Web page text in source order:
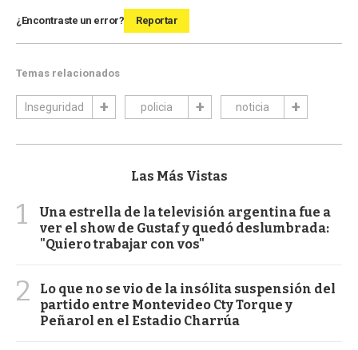
¿Encontraste un error? Reportar
Temas relacionados
Inseguridad policia noticia
Las Más Vistas
1
Una estrella de la televisión argentina fue a
ver el show de Gustaf y quedó deslumbrada:
"Quiero trabajar con vos"
2
Lo que no se vio de la insólita suspensión del
partido entre Montevideo Cty Torque y
Peñarol en el Estadio Charrúa